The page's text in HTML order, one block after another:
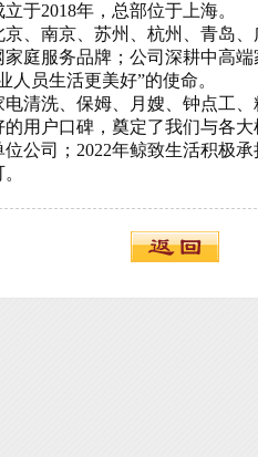
立于2018年，总部位于上海。
、南京、苏州、杭州、青岛
庭服务品牌；公司深耕中高
人员生活更美好”的使命。
清洗、保姆、月嫂、钟点工
用户口碑，奠定了我们与各
公司； 2022年鲸致生活积极